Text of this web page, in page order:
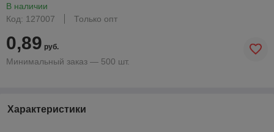
В наличии
Код: 127007
Только опт
0,89 руб.
Минимальный заказ — 500 шт.
Характеристики